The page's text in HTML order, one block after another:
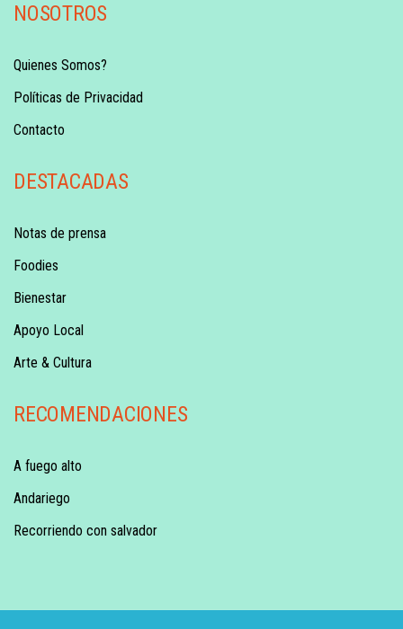
NOSOTROS
Quienes Somos?
Políticas de Privacidad
Contacto
DESTACADAS
Notas de prensa
Foodies
Bienestar
Apoyo Local
Arte & Cultura
RECOMENDACIONES
A fuego alto
Andariego
Recorriendo con salvador